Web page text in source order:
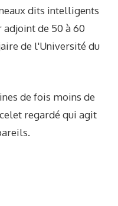
dits intelligents
de 50 à 60
de l'Université du
de fois moins de
regardé qui agit